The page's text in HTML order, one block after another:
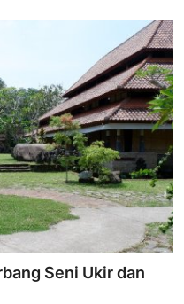
Seni Ukir dan